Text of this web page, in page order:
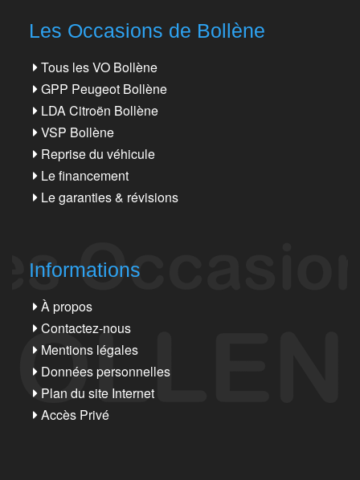
Les Occasions de Bollène
Tous les VO Bollène
GPP Peugeot Bollène
LDA Citroën Bollène
VSP Bollène
Reprise du véhicule
Le financement
Le garanties & révisions
Informations
À propos
Contactez-nous
Mentions légales
Données personnelles
Plan du site Internet
Accès Privé